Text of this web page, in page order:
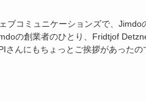
ブコミュニケーションズで、Jimdo
の創業者のひとり、Fridtjof
さんにもちょっとご挨拶があったの